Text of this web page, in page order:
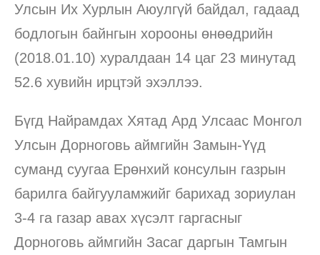
Улсын Их Хурлын Аюулгүй байдал, гадаад
бодлогын байнгын хорооны өнөөдрийн
(2018.01.10) хуралдаан 14 цаг 23 минутад
52.6 хувийн ирцтэй эхэллээ.
Бүгд Найрамдах Хятад Ард Улсаас Монгол
Улсын Дорноговь аймгийн Замын-Үүд
суманд суугаа Ерөнхий консулын газрын
барилга байгууламжийг барихад зориулан
3-4 га газар авах хүсэлт гаргасныг
Дорноговь аймгийн Засаг даргын Тамгын